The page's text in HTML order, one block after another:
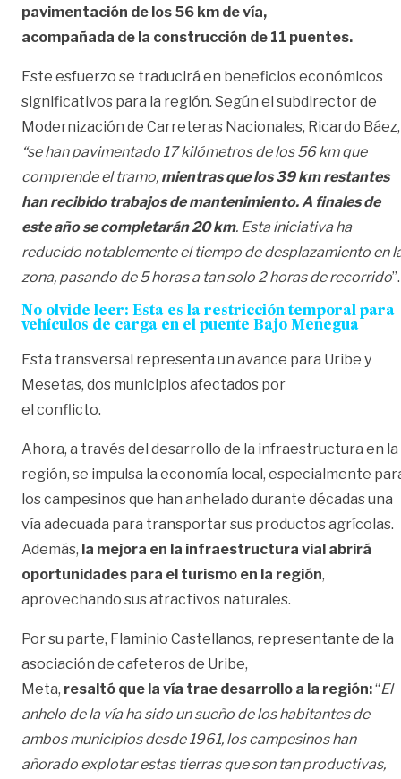
pavimentación de los 56 km de vía,
acompañada de la construcción de 11 puentes.
Este esfuerzo se traducirá en beneficios económicos
significativos para la región. Según el subdirector de
Modernización de Carreteras Nacionales, Ricardo Báez,
“se han pavimentado 17 kilómetros de los 56 km que
comprende el tramo, mientras que los 39 km restantes
han recibido trabajos de mantenimiento. A finales de
este año se completarán 20 km. Esta iniciativa ha
reducido notablemente el tiempo de desplazamiento en
zona, pasando de 5 horas a tan solo 2 horas de recorrido”.
No olvide leer: Esta es la restricción temporal para
vehículos de carga en el puente Bajo Menegua
Esta transversal representa un avance para Uribe y
Mesetas, dos municipios afectados por
el conflicto.
Ahora, a través del desarrollo de la infraestructura en la
región, se impulsa la economía local, especialmente
los campesinos que han anhelado durante décadas una
vía adecuada para transportar sus productos agrícolas.
Además, la mejora en la infraestructura vial abrirá
oportunidades para el turismo en la región,
aprovechando sus atractivos naturales.
Por su parte, Flaminio Castellanos, representante de la
asociación de cafeteros de Uribe,
Meta, resaltó que la vía trae desarrollo a la región:“El
anhelo de la vía ha sido un sueño delos habitantes de
ambos municipios desde 1961, los campesinos han
añorado explotarestas tierras que son tan productivas,